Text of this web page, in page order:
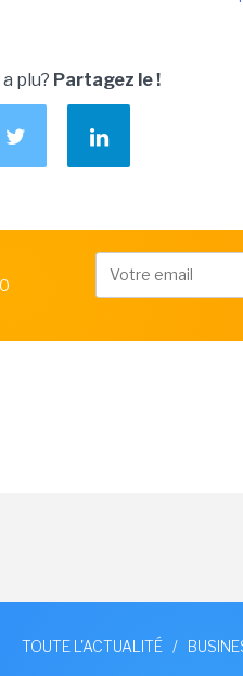
plu? Partagez le !
TOUTE L'ACTUALITÉ /